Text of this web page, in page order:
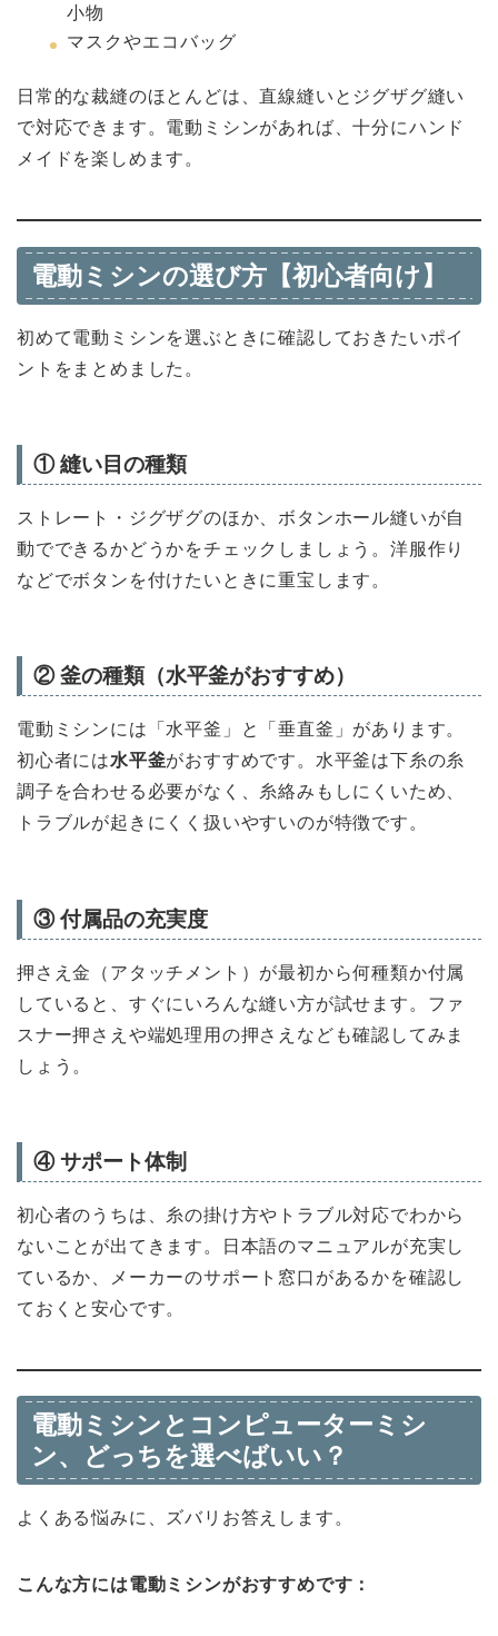
小物
マスクやエコバッグ
日常的な裁縫のほとんどは、直線縫いとジグザグ縫い
で対応できます。電動ミシンがあれば、十分にハンド
メイドを楽しめます。
電動ミシンの選び方【初心者向け】
初めて電動ミシンを選ぶときに確認しておきたいポイ
ントをまとめました。
① 縫い目の種類
ストレート・ジグザグのほか、ボタンホール縫いが自
動でできるかどうかをチェックしましょう。洋服作り
などでボタンを付けたいときに重宝します。
② 釜の種類（水平釜がおすすめ）
電動ミシンには「水平釜」と「垂直釜」があります。
初心者には水平釜がおすすめです。水平釜は下糸の糸
調子を合わせる必要がなく、糸絡みもしにくいため、
トラブルが起きにくく扱いやすいのが特徴です。
③ 付属品の充実度
押さえ金（アタッチメント）が最初から何種類か付属
していると、すぐにいろんな縫い方が試せます。ファ
スナー押さえや端処理用の押さえなども確認してみま
しょう。
④ サポート体制
初心者のうちは、糸の掛け方やトラブル対応でわから
ないことが出てきます。日本語のマニュアルが充実し
ているか、メーカーのサポート窓口があるかを確認し
ておくと安心です。
電動ミシンとコンピューターミシ
ン、どっちを選べばいい？
よくある悩みに、ズバリお答えします。
こんな方には電動ミシンがおすすめです：